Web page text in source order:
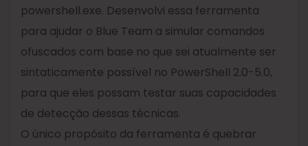
powershell.exe. Desenvolvi essa ferramenta
para ajudar o Blue Team a simular comandos
ofuscados com base no que sei atualmente ser
sintaticamente possível no PowerShell 2.0-5.0,
para que eles possam testar suas capacidades
de detecção dessas técnicas.
O único propósito da ferramenta é quebrar